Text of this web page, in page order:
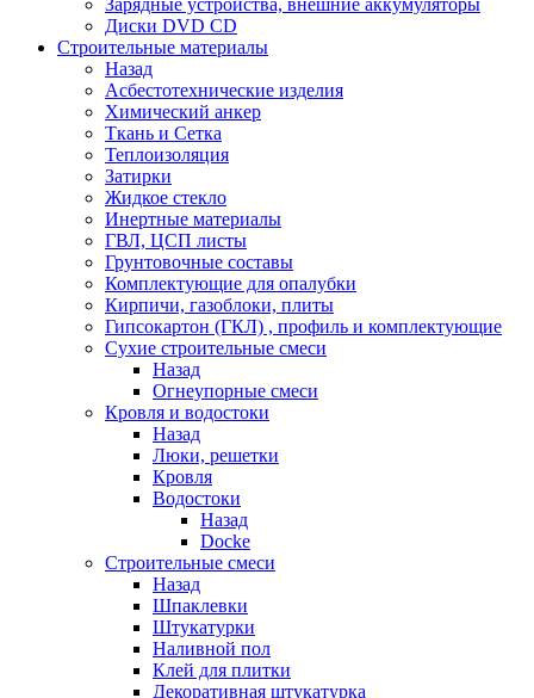
Зарядные устройства, внешние аккумуляторы
Диски DVD CD
Строительные материалы
Назад
Асбестотехнические изделия
Химический анкер
Ткань и Сетка
Теплоизоляция
Затирки
Жидкое стекло
Инертные материалы
ГВЛ, ЦСП листы
Грунтовочные составы
Комплектующие для опалубки
Кирпичи, газоблоки, плиты
Гипсокартон (ГКЛ) , профиль и комплектующие
Сухие строительные смеси
Назад
Огнеупорные смеси
Кровля и водостоки
Назад
Люки, решетки
Кровля
Водостоки
Назад
Docke
Строительные смеси
Назад
Шпаклевки
Штукатурки
Наливной пол
Клей для плитки
Декоративная штукатурка